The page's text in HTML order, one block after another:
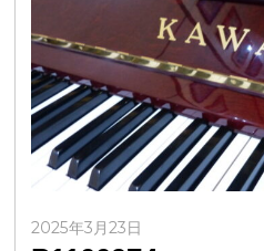
2025年3月23日